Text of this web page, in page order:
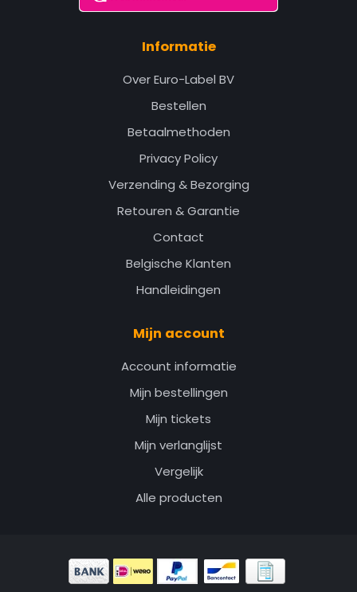
Informatie
Over Euro-Label BV
Bestellen
Betaalmethoden
Privacy Policy
Verzending & Bezorging
Retouren & Garantie
Contact
Belgische Klanten
Handleidingen
Mijn account
Account informatie
Mijn bestellingen
Mijn tickets
Mijn verlanglijst
Vergelijk
Alle producten